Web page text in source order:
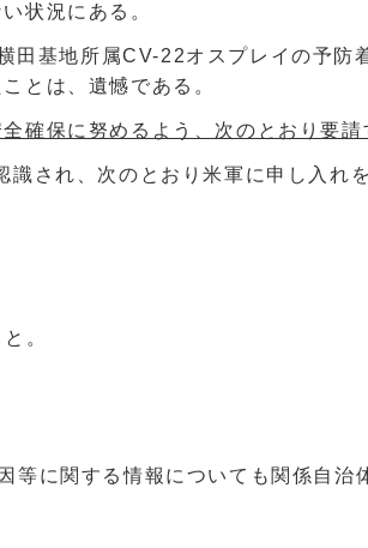
状況にある。
基地所属CV-22オスプレイの予防
とは、遺憾である。
確保に努めるよう、次のとおり要請
され、次のとおり米軍に申し入れ
。
に関する情報についても関係自治